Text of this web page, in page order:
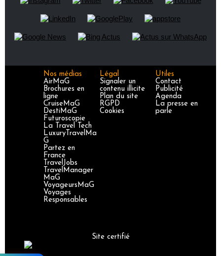
Nos médias
AirMaG
Brochures en
ligne
CruiseMaG
DestiMaG
Futuroscopie
La Travel Tech
LuxuryTravelMa
G
Partez en
France
TravelJobs
TravelManager
MaG
VoyageursMaG
Voyages
Responsables
Légal
Signaler un
contenu illicite
Plan du site
RGPD
Cookies
Utiles
Contact
Publicité
Agenda
La presse en
parle
Site certifié